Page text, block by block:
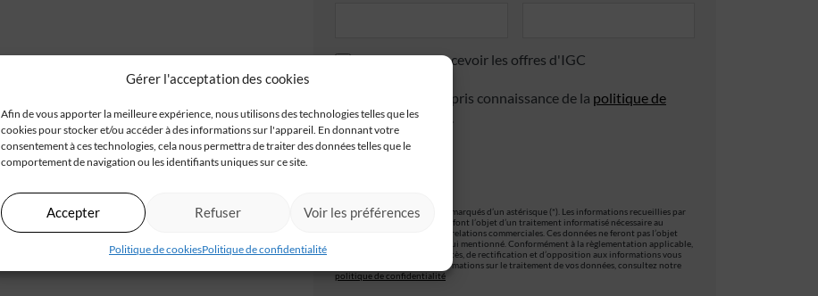
Gérer l'acceptation des cookies
Afin de vous apporter la meilleure expérience, nous utilisons des technologies telles que les
cookies pour stocker et/ou accéder à des informations sur l'appareil. En donnant votre
consentement à ces technologies, cela nous permettra de traiter des données telles que le
comportement de navigation ou les identifiants uniques sur ce site.
Accepter Refuser Voir les préférences
Politique de cookiesPolitique de confidentialité
J'accepte de recevoir les offres d'IGC
Je valide avoir pris connaissance de la politique de
confidentialité
Les champs obligatoires sont marqués d’un astérisque (*). Les informations recueillies par
IGC, à partir de ce formulaire, font l’objet d’un traitement informatisé nécessaire au
traitement et à la gestion des relations commerciales. Ces données ne feront pas l’objet
d’un autre traitement que celui mentionné. Conformément à la règlementation applicable,
vous disposez d’un droit d’accès, de rectification et d’opposition aux informations vous
concernant. Pour plus d’informations sur le traitement de vos données, consultez notre
politique de confidentialité